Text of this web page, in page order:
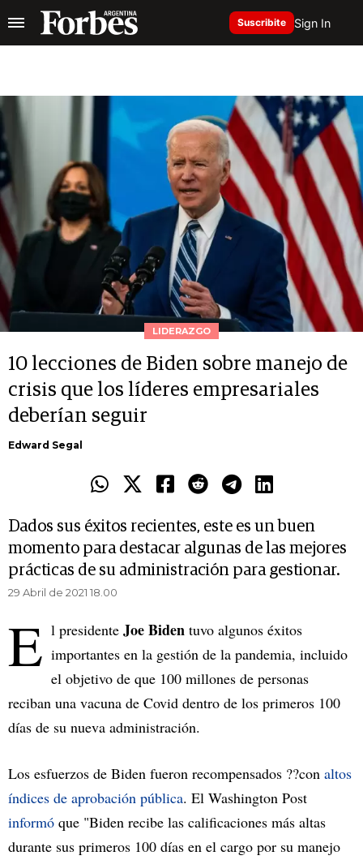
Suscribite Sign In
LIDERAZGO
10 lecciones de Biden sobre manejo de
crisis que los líderes empresariales
deberían seguir
Edward Segal
Dados sus éxitos recientes, este es un buen
momento para destacar algunas de las mejores
prácticas de su administración para gestionar.
29 Abril de 2021 18.00
E l presidente Joe Biden tuvo algunos éxitos
importantes en la gestión de la pandemia, incluido
el objetivo de que 100 millones de personas
reciban una vacuna de Covid dentro de los primeros 100
días de su nueva administración.
Los esfuerzos de Biden fueron recompensados ??con altos
índices de aprobación pública. El Washington Post
informó que "Biden recibe las calificaciones más altas
durante sus primeros 100 días en el cargo por su manejo